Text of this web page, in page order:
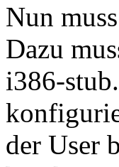
Nun
Dazu
i386-
der User